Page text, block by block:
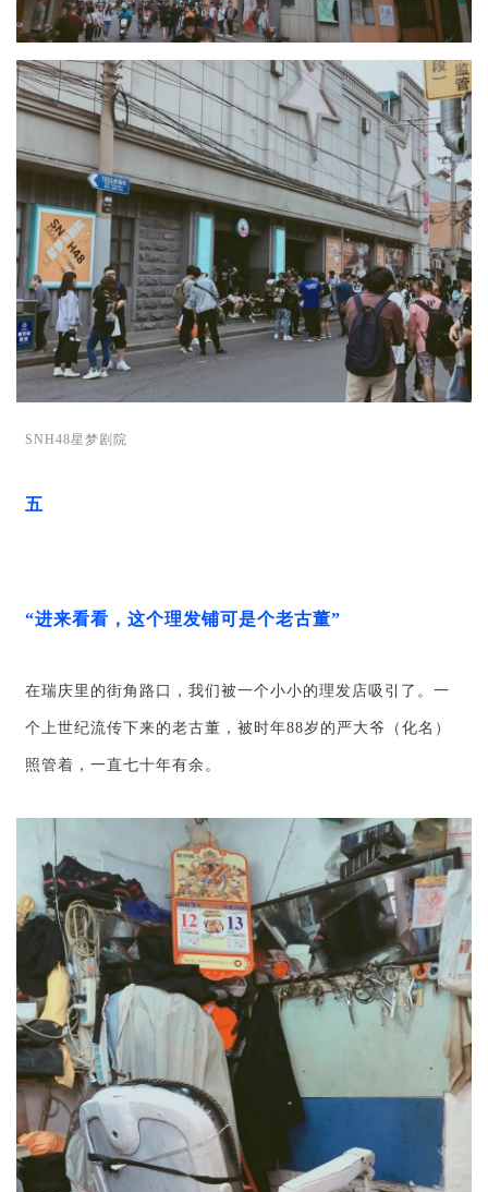
SNH48星梦剧院
五
“进来看看，这个理发铺可是个老古董”
在瑞庆里的街角路口，我们被一个小小的理发店吸引了。一
个上世纪流传下来的老古董，被时年88岁的严大爷（化名）
照管着，一直七十年有余。